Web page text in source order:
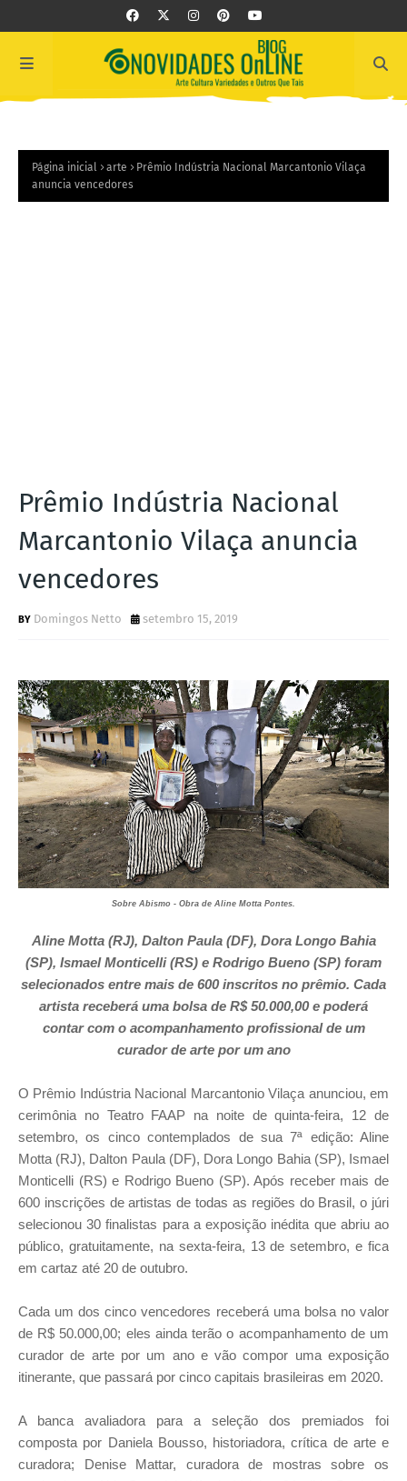
Página inicial arte
Prêmio Indústria Nacional Marcantonio Vilaça
anuncia vencedores
Prêmio Indústria Nacional
Marcantonio Vilaça anuncia
vencedores
Domingos Netto setembro 15, 2019
Sobre Abismo - Obra de Aline Motta Pontes.
Aline Motta (RJ), Dalton Paula (DF), Dora Longo Bahia
(SP), Ismael Monticelli (RS) e Rodrigo Bueno (SP) foram
selecionados entre mais de 600 inscritos no prêmio. Cada
artista receberá uma bolsa de R$ 50.000,00 e poderá
contar com o acompanhamento profissional de um
curador de arte por um ano
O Prêmio Indústria Nacional Marcantonio Vilaça anunciou, em
cerimônia no Teatro FAAP na noite de quinta-feira, 12 de
setembro, os cinco contemplados de sua 7ª edição: Aline
Motta (RJ), Dalton Paula (DF), Dora Longo Bahia (SP), Ismael
Monticelli (RS) e Rodrigo Bueno (SP). Após receber mais de
600 inscrições de artistas de todas as regiões do Brasil, o júri
selecionou 30 finalistas para a exposição inédita que abriu ao
público, gratuitamente, na sexta-feira, 13 de setembro, e fica
em cartaz até 20 de outubro.
Cada um dos cinco vencedores receberá uma bolsa no valor
de R$ 50.000,00; eles ainda terão o acompanhamento de um
curador de arte por um ano e vão compor uma exposição
itinerante, que passará por cinco capitais brasileiras em 2020.
A banca avaliadora para a seleção dos premiados foi
composta por Daniela Bousso, historiadora, crítica de arte e
curadora; Denise Mattar, curadora de mostras sobre os